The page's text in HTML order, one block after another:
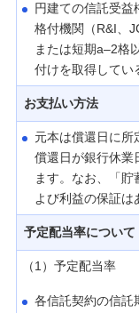
円建ての信託受益
格付機関（R&I、
または短期a–2格
付けを取得してい
お支払い方法
元本は償還日に所
償還日が銀行休業
ます。なお、「
よび利益の保証は
予定配当率について
（1）予定配当率
各信託契約の信託